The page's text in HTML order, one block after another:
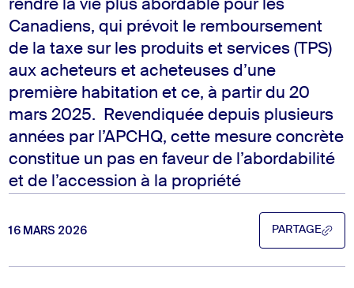
rendre la vie plus abordable pour les
Canadiens, qui prévoit le remboursement
de la taxe sur les produits et services (TPS)
aux acheteurs et acheteuses d’une
première habitation et ce, à partir du 20
mars 2025. Revendiquée depuis plusieurs
années par l’APCHQ, cette mesure concrète
constitue un pas en faveur de l’abordabilité
et de l’accession à la propriété
16 MARS 2026 PARTAGE
PARTAGE